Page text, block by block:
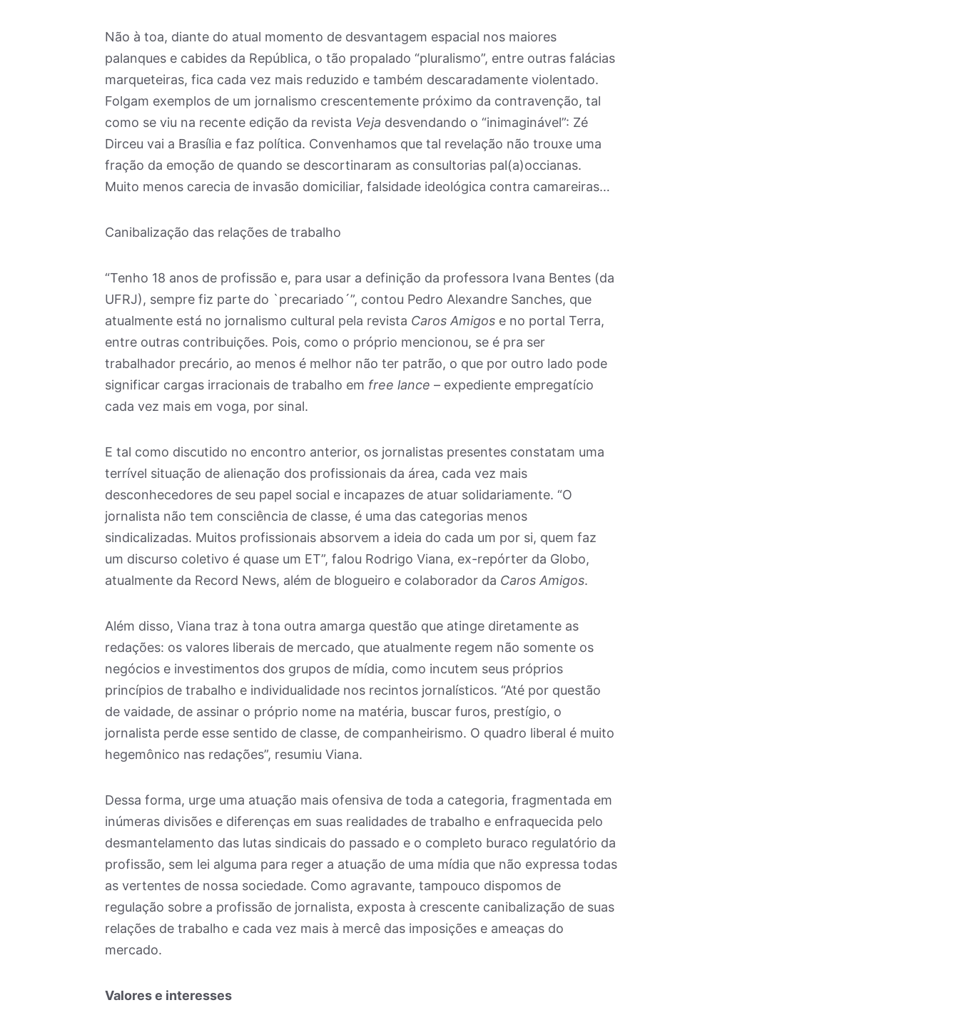
Não à toa, diante do atual momento de desvantagem espacial nos maiores
palanques e cabides da República, o tão propalado “pluralismo”, entre outras falácias
marqueteiras, fica cada vez mais reduzido e também descaradamente violentado.
Folgam exemplos de um jornalismo crescentemente próximo da contravenção, tal
como se viu na recente edição da revista Veja desvendando o “inimaginável”: Zé
Dirceu vai a Brasília e faz política. Convenhamos que tal revelação não trouxe uma
fração da emoção de quando se descortinaram as consultorias pal(a)occianas.
Muito menos carecia de invasão domiciliar, falsidade ideológica contra camareiras…
Canibalização das relações de trabalho
“Tenho 18 anos de profissão e, para usar a definição da professora Ivana Bentes (da
UFRJ), sempre fiz parte do `precariado´”, contou Pedro Alexandre Sanches, que
atualmente está no jornalismo cultural pela revista Caros Amigos e no portal Terra,
entre outras contribuições. Pois, como o próprio mencionou, se é pra ser
trabalhador precário, ao menos é melhor não ter patrão, o que por outro lado pode
significar cargas irracionais de trabalho em free lance – expediente empregatício
cada vez mais em voga, por sinal.
E tal como discutido no encontro anterior, os jornalistas presentes constatam uma
terrível situação de alienação dos profissionais da área, cada vez mais
desconhecedores de seu papel social e incapazes de atuar solidariamente. “O
jornalista não tem consciência de classe, é uma das categorias menos
sindicalizadas. Muitos profissionais absorvem a ideia do cada um por si, quem faz
um discurso coletivo é quase um ET”, falou Rodrigo Viana, ex-repórter da Globo,
atualmente da Record News, além de blogueiro e colaborador da Caros Amigos.
Além disso, Viana traz à tona outra amarga questão que atinge diretamente as
redações: os valores liberais de mercado, que atualmente regem não somente os
negócios e investimentos dos grupos de mídia, como incutem seus próprios
princípios de trabalho e individualidade nos recintos jornalísticos. “Até por questão
de vaidade, de assinar o próprio nome na matéria, buscar furos, prestígio, o
jornalista perde esse sentido de classe, de companheirismo. O quadro liberal é muito
hegemônico nas redações”, resumiu Viana.
Dessa forma, urge uma atuação mais ofensiva de toda a categoria, fragmentada em
inúmeras divisões e diferenças em suas realidades de trabalho e enfraquecida pelo
desmantelamento das lutas sindicais do passado e o completo buraco regulatório da
profissão, sem lei alguma para reger a atuação de uma mídia que não expressa todas
as vertentes de nossa sociedade. Como agravante, tampouco dispomos de
regulação sobre a profissão de jornalista, exposta à crescente canibalização de suas
relações de trabalho e cada vez mais à mercê das imposições e ameaças do
mercado.
Valores e interesses